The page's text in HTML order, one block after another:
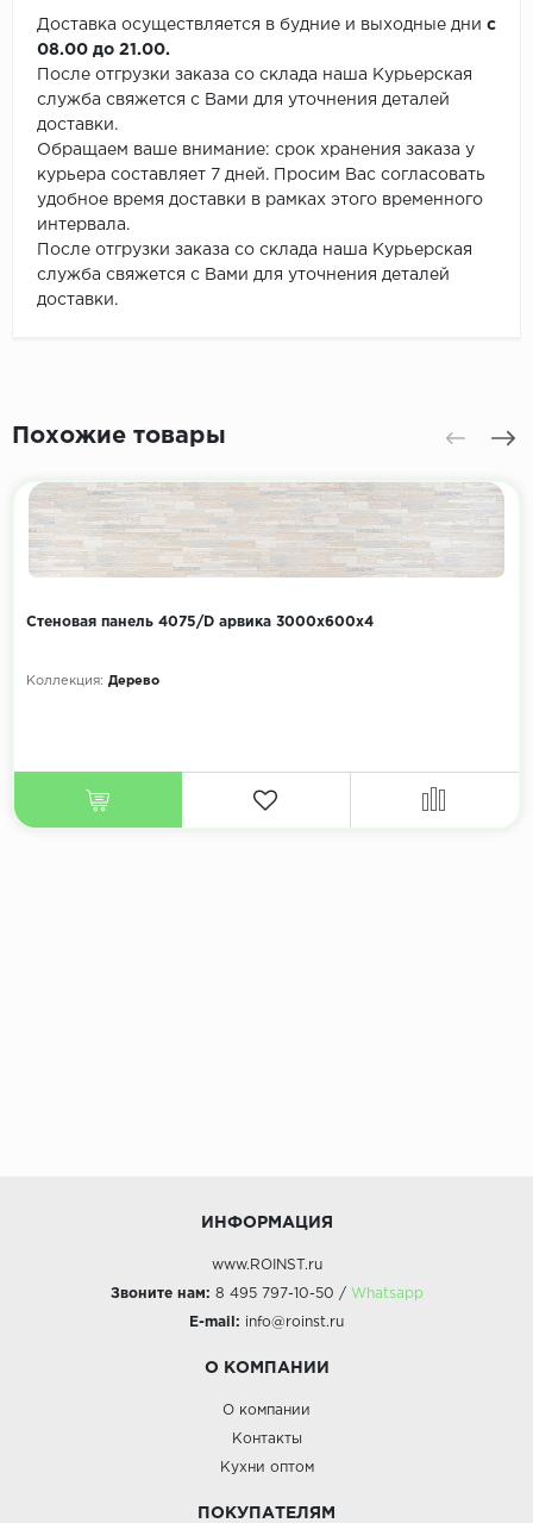
Доставка осуществляется в будние и выходные дни с
08.00 до 21.00.
После отгрузки заказа со склада наша Курьерская
служба свяжется с Вами для уточнения деталей
доставки.
Обращаем ваше внимание: срок хранения заказа у
курьера составляет 7 дней. Просим Вас согласовать
удобное время доставки в рамках этого временного
интервала.
После отгрузки заказа со склада наша Курьерская
служба свяжется с Вами для уточнения деталей
доставки.
Похожие товары
Стеновая панель 4075/D арвика 3000х600х4
Коллекция: Дерево
ИНФОРМАЦИЯ
www.ROINST.ru
Звоните нам: 8 495 797-10-50 / Whatsapp
E-mail: info@roinst.ru
О КОМПАНИИ
О компании
Контакты
Кухни оптом
ПОКУПАТЕЛЯМ